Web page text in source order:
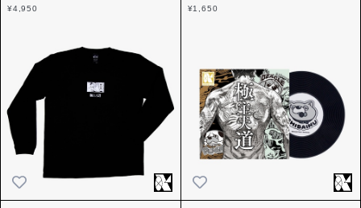
『極主夫道』プロペラ
¥4,950
ラ
¥1,650